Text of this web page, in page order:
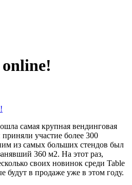
самая крупная вендинговая
участие более 300
из самых больших стендов был
360 м2. На этот раз,
своих новинок среди Table
будут в продаже уже в этом году.